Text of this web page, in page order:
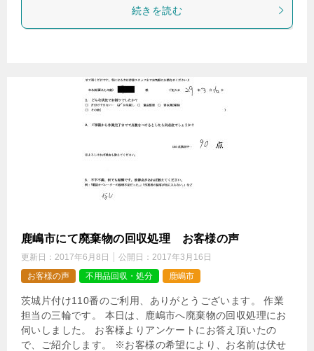
続きを読む
鹿嶋市にて廃棄物の回収処理 お客様の声
更新日： 2017年6月8日 公開日： 2017年3月16日
お客様の声
不用品回収・処分 鹿嶋市
茨城片付け110番のご利用、ありがとうございます。 作業
担当の三輪です。 本日は、鹿嶋市へ廃棄物の回収処理にお
伺いしました。 お客様よりアンケートにお答え頂いたの
で、ご紹介します。 ※お客様の希望により、お名前は伏せ